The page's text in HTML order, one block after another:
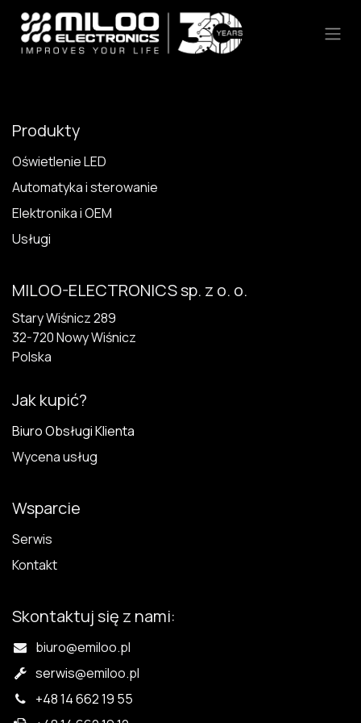
Skip to Content
Produkty
Oświetlenie LED
Automatyka i sterowanie
Elektronika i OEM
Usługi
MILOO-ELECTRONICS sp. z o. o.
Stary Wiśnicz 289
32-720 N​owy Wiśnicz
Polska
Jak kupić?
Biuro Obsługi Klienta
Wycena usług
Wsparcie
Serwis
Kontakt
Skontaktuj się z nami:
biuro@emiloo.pl
serwis@emiloo.pl
+48 14 662 19 55